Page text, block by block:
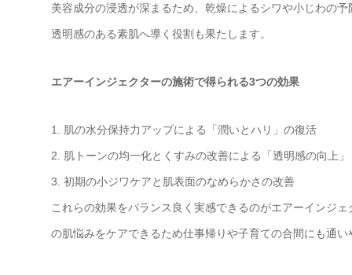
美容成分の浸透が深まるため、乾燥によるシワや小じわの
透明感のある素肌へ導く役割も果たします。
エアーインジェクターの施術で得られる3つの効果
1. 肌の水分保持力アップによる「潤いとハリ」の復活
2. 肌トーンの均一化とくすみの改善による「透明感の向上」
3. 初期の小ジワケアと肌表面のなめらかさの改善
これらの効果をバランス良く実感できるのがエアーインジ
の肌悩みをケアできるため仕事帰りや子育ての合間にも通